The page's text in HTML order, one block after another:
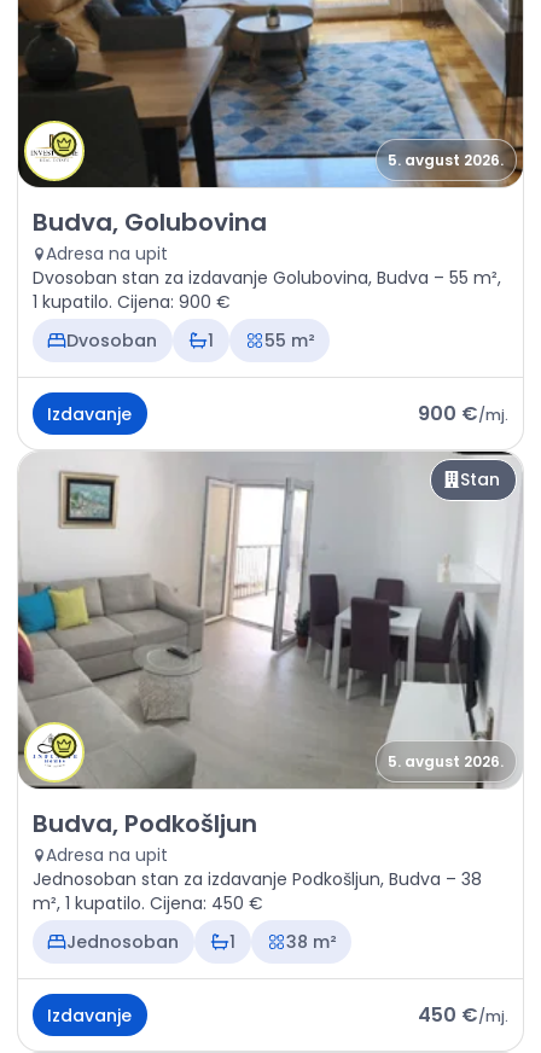
5. avgust 2026.
Izdavanje - Stan Budva, Golubovina
Budva, Golubovina
Adresa na upit
Dvosoban stan za izdavanje Golubovina, Budva – 55 m²,
1 kupatilo. Cijena: 900 €
Dvosoban
1 55 m²
Izdavanje 900 €/mj.
Stan
5. avgust 2026.
Izdavanje - Stan Budva, Podkošljun
Budva, Podkošljun
Adresa na upit
Jednosoban stan za izdavanje Podkošljun, Budva – 38
m², 1 kupatilo. Cijena: 450 €
Jednosoban
1 38 m²
Izdavanje 450 €/mj.